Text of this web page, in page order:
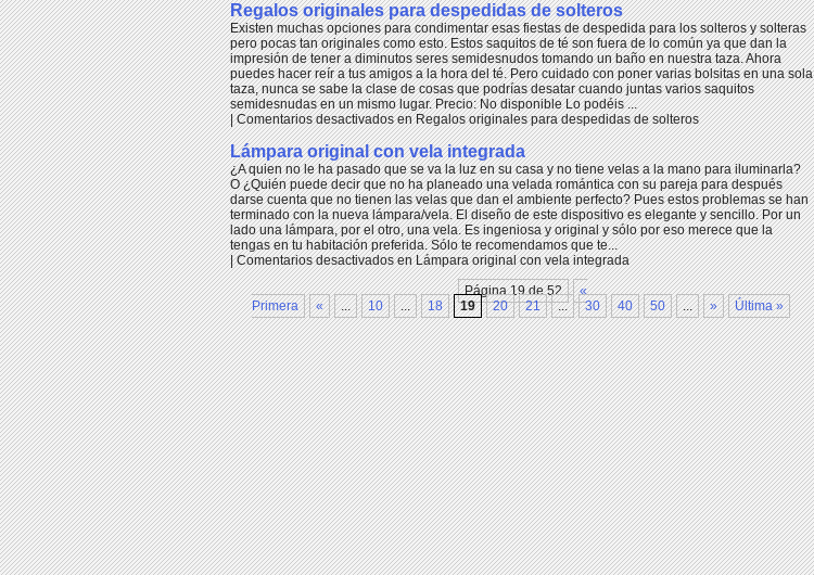
Regalos originales para despedidas de solteros
Existen muchas opciones para condimentar esas fiestas de despedida para los solteros y solteras
pero pocas tan originales como esto. Estos saquitos de té son fuera de lo común ya que dan la
impresión de tener a diminutos seres semidesnudos tomando un baño en nuestra taza. Ahora
puedes hacer reír a tus amigos a la hora del té. Pero cuidado con poner varias bolsitas en una sola
taza, nunca se sabe la clase de cosas que podrías desatar cuando juntas varios saquitos
semidesnudas en un mismo lugar. Precio: No disponible Lo podéis ...
|Comentarios desactivadosen Regalos originales para despedidas de solteros
Lámpara original con vela integrada
¿A quien no le ha pasado que se va la luz en su casa y no tiene velas a la mano para iluminarla?
O ¿Quién puede decir que no ha planeado una velada romántica con su pareja para después
darse cuenta que no tienen las velas que dan el ambiente perfecto? Pues estos problemas se han
terminado con la nueva lámpara/vela. El diseño de este dispositivo es elegante y sencillo. Por un
lado una lámpara, por el otro, una vela. Es ingeniosa y original y sólo por eso merece que la
tengas en tu habitación preferida. Sólo te recomendamos que te...
|Comentarios desactivadosen Lámpara original con vela integrada
Página 19 de 52
«
Primera
« ... 10 ... 18 19 20 21 ... 30 40 50 ... » Última »